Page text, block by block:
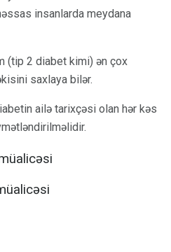
insanlarda meydana
(tip 2 diabet kimi) ən çox
saxlaya bilər.
ailə tarixçəsi olan hər kəs